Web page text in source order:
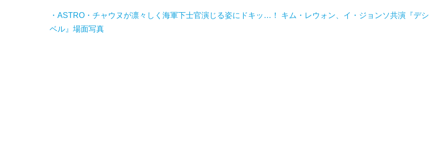
・ASTRO・チャウヌが凛々しく海軍下士官演じる姿にドキッ…！ キム・レウォン、イ・ジョンソ共演『デシ
ベル』場面写真